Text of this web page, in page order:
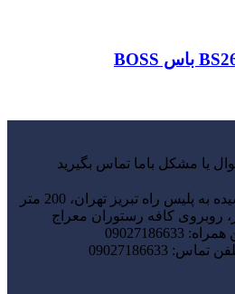
یا مشکل باما تماس بگیرید
نرسیده به پلیس راه تبریز تهران، 200 متر
روبروی کافه رستوران معراج
09027186633
تماس: 09027186633